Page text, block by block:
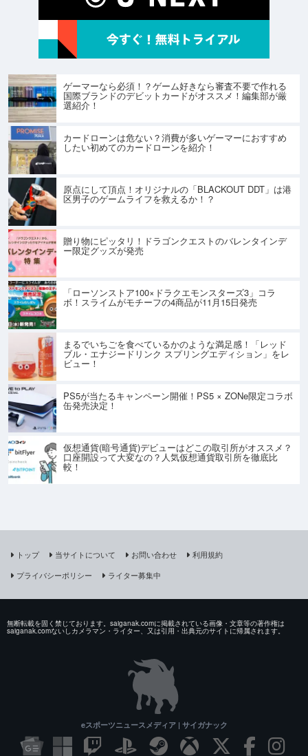
ゲーマーなら必須！？ゲーム好きなら審査不要で作れる
国際ブランドのデビットカードがオススメ！編集部が厳
選紹介！
カードローンは危ない？消費が多いゲーマーにおすすめ
したい初めてのカードローンを紹介！
原点にして頂点！オリジナルの「BLACKOUT DDT」は港
区男子のゲームライフを救えるか！？
贈り物にピッタリ！ドラゴンクエストのバレンタインデ
ー限定グッズが発売
「ローソンストア100×ドラクエモンスターズ3」コラ
ボ！スライムがモチーフの4商品が11月15日発売
まるでいちごを食べているかのような満足感！「レッド
ブル・エナジードリンク スプリングエディション」をレ
ビュー！
PS5が当たるキャンペーン開催！PS5 × ZONe限定コラボ
缶発売決定！
仮想通貨(暗号通貨)デビューはどこの取引所がオススメ？
口座開設って大変なの？人気仮想通貨取引所を徹底比
較！
トップ 当サイトについて お問い合わせ
利用規約
プライバシーポリシー
ライター募集中
無断転載を固く禁じております。saiganak.comに掲載されている画像・文章等の著作権は
saiganak.comないしカメラマン・ライター、又は引用・出典元のサイトに帰属されます。
eスポーツニュースメディア | サイガナック